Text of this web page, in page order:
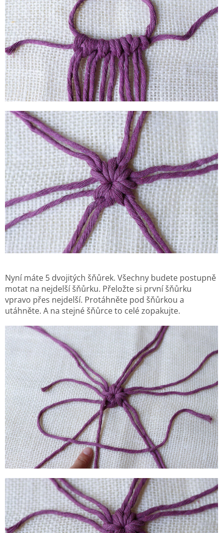
Nyní máte 5 dvojitých šňůrek. Všechny budete postupně
motat na nejdelší šňůrku. Přeložte si první šňůrku
vpravo přes nejdelší. Protáhněte pod šňůrkou a
utáhněte. A na stejné šňůrce to celé zopakujte.